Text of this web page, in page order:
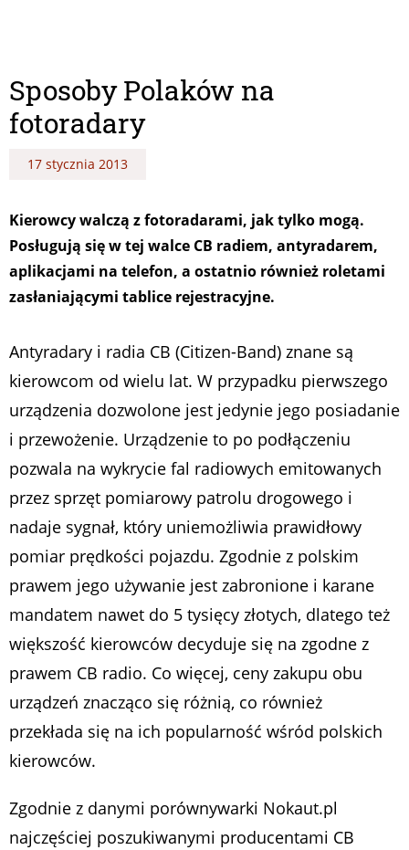
Sposoby Polaków na
fotoradary
17 stycznia 2013
Kierowcy walczą z fotoradarami, jak tylko mogą.
Posługują się w tej walce CB radiem, antyradarem,
aplikacjami na telefon, a ostatnio również roletami
zasłaniającymi tablice rejestracyjne.
Antyradary i radia CB (Citizen-Band) znane są
kierowcom od wielu lat. W przypadku pierwszego
urządzenia dozwolone jest jedynie jego posiadanie
i przewożenie. Urządzenie to po podłączeniu
pozwala na wykrycie fal radiowych emitowanych
przez sprzęt pomiarowy patrolu drogowego i
nadaje sygnał, który uniemożliwia prawidłowy
pomiar prędkości pojazdu. Zgodnie z polskim
prawem jego używanie jest zabronione i karane
mandatem nawet do 5 tysięcy złotych, dlatego też
większość kierowców decyduje się na zgodne z
prawem CB radio. Co więcej, ceny zakupu obu
urządzeń znacząco się różnią, co również
przekłada się na ich popularność wśród polskich
kierowców.
Zgodnie z danymi porównywarki Nokaut.pl
najczęściej poszukiwanymi producentami CB